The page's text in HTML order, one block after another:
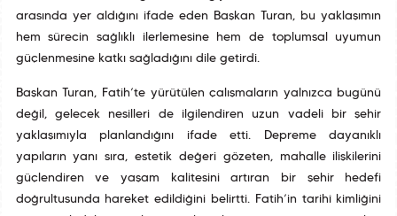
arasında yer aldığını ifade eden Başkan Turan, bu yaklaşımın
hem sürecin sağlıklı ilerlemesine hem de toplumsal uyumun
güçlenmesine katkı sağladığını dile getirdi.
Başkan Turan, Fatih’te yürütülen çalışmaların yalnızca bugünü
değil, gelecek nesilleri de ilgilendiren uzun vadeli bir şehir
yaklaşımıyla planlandığını ifade etti. Depreme dayanıklı
yapıların yanı sıra, estetik değeri gözeten, mahalle ilişkilerini
güçlendiren ve yaşam kalitesini artıran bir şehir hedefi
doğrultusunda hareket edildiğini belirtti. Fatih’in tarihî kimliğini